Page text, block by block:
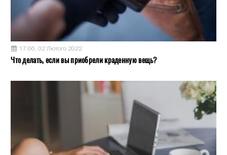
17:06, 02 Лютого 2022
Что делать, если вы приобрели краденную вещь?